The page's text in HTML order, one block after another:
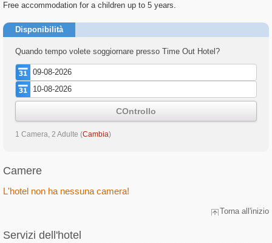
Free accommodation for a children up to 5 years.
Disponibilità
Quando tempo volete soggiornare presso Time Out Hotel?
COntrollo
1 Camera, 2 Adulte (Cambia)
Camere
L'hotel non ha nessuna camera!
Torna all'inizio
Servizi dell'hotel